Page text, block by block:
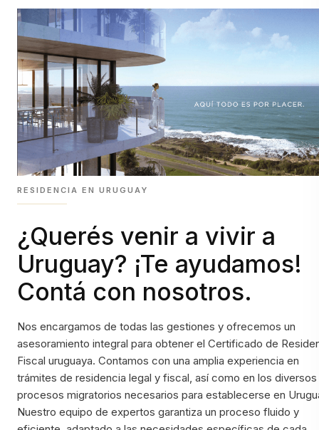
RESIDENCIA EN URUGUAY
¿Querés venir a vivir a
Uruguay? ¡Te ayudamos!
Contá con nosotros.
Nos encargamos de todas las gestiones y ofrecemos un
asesoramiento integral para obtener el Certificado de
Fiscal uruguaya. Contamos con una amplia experiencia en
trámites de residencia legal y fiscal, así como en los diversos
procesos migratorios necesarios para establecerse en
Nuestro equipo de expertos garantiza un proceso fluido y